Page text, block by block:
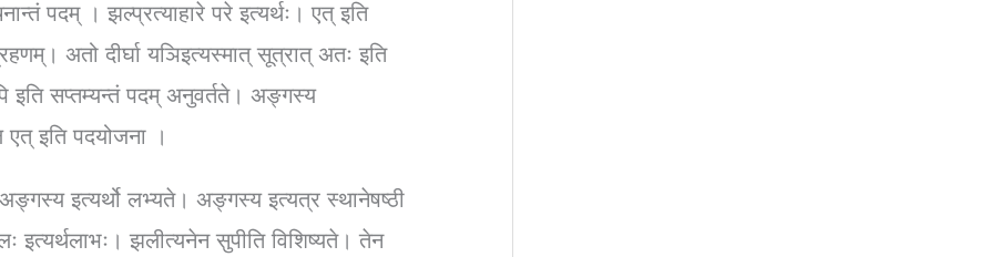
पदम् । झल्प्रत्याहारे परे इत्यर्थः। एत् इति
अतो दीर्घा यञिइत्यस्मात् सूत्रात् अतः इति
इति सप्तम्यन्तं पदम् अनुवर्तते। अङ्गस्य
इति पदयोजना ।
इत्यर्थो लभ्यते। अङ्गस्य इत्यत्र स्थानेषष्ठी
इत्यर्थलाभः। झलीत्यनेन सुपीति विशिष्यते। तेन